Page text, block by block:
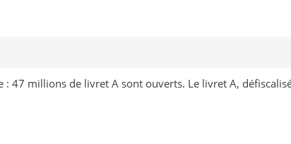
47 millions de livret A sont ouverts. Le livret A,